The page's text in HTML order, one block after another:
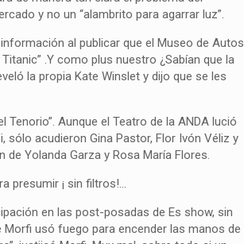
y no un “alambrito para agarrar luz”.
al publicar que el Museo de Autos
.Y como plus nuestro ¿Sabían que la
la propia Kate Winslet y dijo que se les
Aunque el Teatro de la ANDA lució
acudieron Gina Pastor, Flor Ivón Véliz y
Yolanda Garza y Rosa María Flores.
presumir ¡ sin filtros!…
en las post-posadas de Es show, sin
usó fuego para encender las manos de